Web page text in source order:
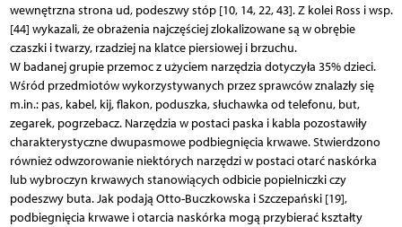
wewnętrzna strona ud, podeszwy stóp [10, 14, 22, 43]. Z kolei Ross i wsp.
[44] wykazali, że obrażenia najczęściej zlokalizowane są w obrębie
czaszki i twarzy, rzadziej na klatce piersiowej i brzuchu.
W badanej grupie przemoc z użyciem narzędzia dotyczyła 35% dzieci.
Wśród przedmiotów wykorzystywanych przez sprawców znalazły się
m.in.: pas, kabel, kij, flakon, poduszka, słuchawka od telefonu, but,
zegarek, pogrzebacz. Narzędzia w postaci paska i kabla pozostawiły
charakterystyczne dwupasmowe podbiegnięcia krwawe. Stwierdzono
również odwzorowanie niektórych narzędzi w postaci otarć naskórka
lub wybroczyn krwawych stanowiących odbicie popielniczki czy
podeszwy buta. Jak podają Otto-Buczkowska i Szczepański [19],
podbiegnięcia krwawe i otarcia naskórka mogą przybierać kształty